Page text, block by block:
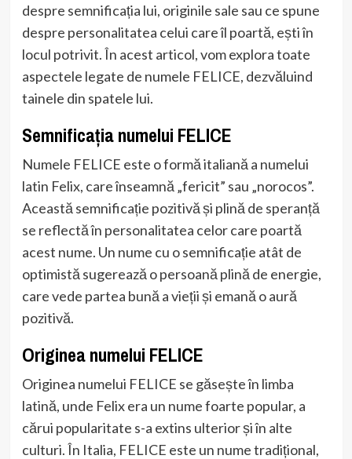
despre semnificația lui, originile sale sau ce spune
despre personalitatea celui care îl poartă, ești în
locul potrivit. În acest articol, vom explora toate
aspectele legate de numele FELICE, dezvăluind
tainele din spatele lui.
Semnificația numelui FELICE
Numele FELICE este o formă italiană a numelui
latin Felix, care înseamnă „fericit” sau „norocos”.
Această semnificație pozitivă și plină de speranță
se reflectă în personalitatea celor care poartă
acest nume. Un nume cu o semnificație atât de
optimistă sugerează o persoană plină de energie,
care vede partea bună a vieții și emană o aură
pozitivă.
Originea numelui FELICE
Originea numelui FELICE se găsește în limba
latină, unde Felix era un nume foarte popular, a
cărui popularitate s-a extins ulterior și în alte
culturi. În Italia, FELICE este un nume tradițional,